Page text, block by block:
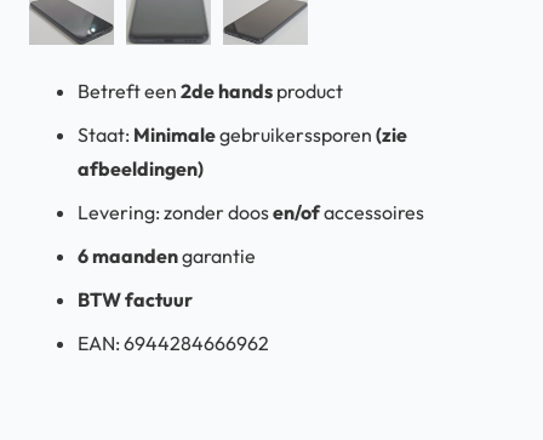
Betreft een 2de hands product
Staat: Minimalegebruikerssporen (zie
afbeeldingen)
Levering: zonder doosen/ofaccessoires
6 maandengarantie
BTW factuur
EAN: 6944284666962